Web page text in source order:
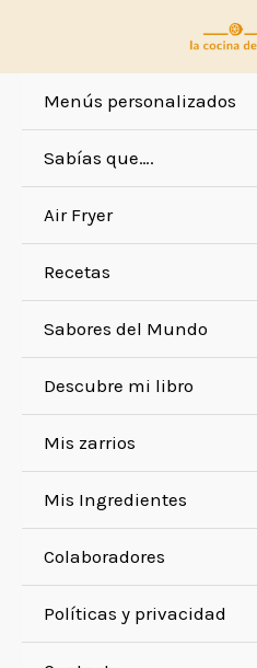
Menús personalizados
Sabías que….
Air Fryer
Recetas
Sabores del Mundo
Descubre mi libro
Mis zarrios
Mis Ingredientes
Colaboradores
Políticas y privacidad